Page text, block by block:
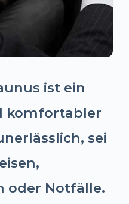
ist ein
komfortabler
sei
oder Notfälle.